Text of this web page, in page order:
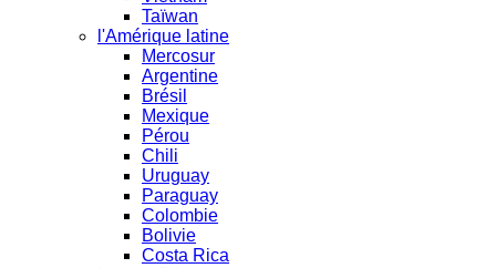
Taïwan
l'Amérique latine
Mercosur
Argentine
Brésil
Mexique
Pérou
Chili
Uruguay
Paraguay
Colombie
Bolivie
Costa Rica